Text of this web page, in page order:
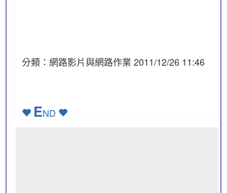
分類：網路影片與網路作業 2011/12/26 11:46
END